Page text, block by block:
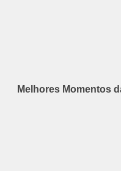
Melhores Momentos